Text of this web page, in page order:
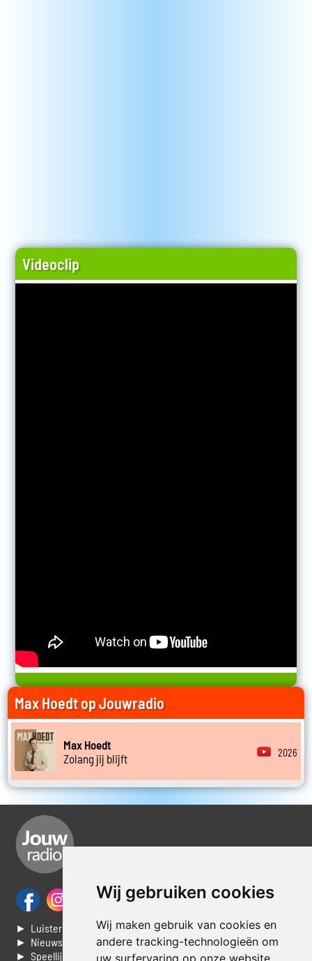
Wij gebruiken cookies
Wij maken gebruik van cookies en
andere tracking-technologieën om
uw surfervaring op onze website
Videoclip
Max Hoedt op Jouwradio
Max Hoedt
Zolang jij blijft
2026
► Luisteren naar Jouwradio
► Nieuws
► Speellijst